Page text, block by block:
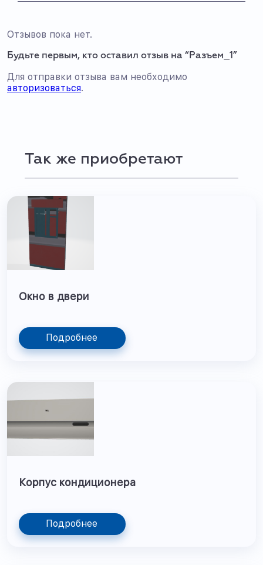
Отзывов пока нет.
Будьте первым, кто оставил отзыв на “Разъем_1”
Для отправки отзыва вам необходимо
авторизоваться.
Так же приобретают
Окно в двери
Подробнее
Корпус кондиционера
Подробнее